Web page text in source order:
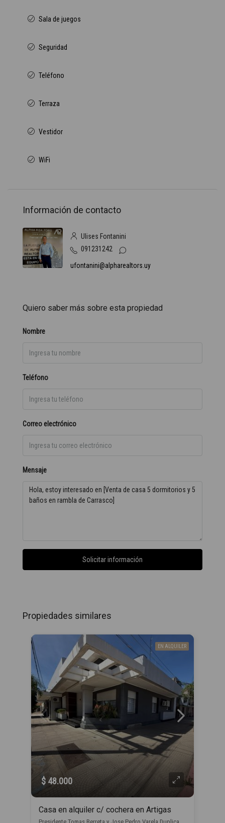
Sala de juegos
Seguridad
Teléfono
Terraza
Vestidor
WiFi
Información de contacto
Ulises Fontanini
091231242
ufontanini@alpharealtors.uy
Quiero saber más sobre esta propiedad
Nombre
Teléfono
Correo electrónico
Mensaje
Solicitar información
Propiedades similares
EN ALQUILER
$ 48.000
Casa en alquiler c/ cochera en Artigas